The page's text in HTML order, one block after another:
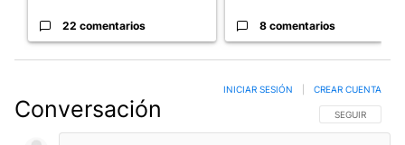
22 comentarios 8 comentarios
Conversación SIGA ESTA
SEGUIR
INICIAR SESIÓN CREAR CUENTA